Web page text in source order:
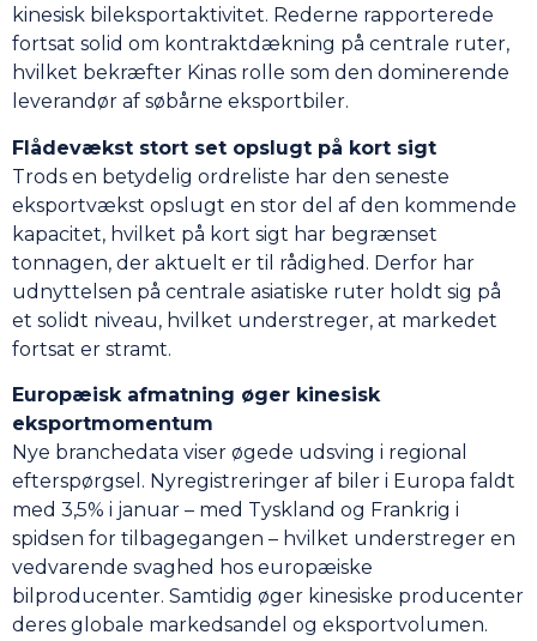
kinesisk bileksportaktivitet. Rederne rapporterede
fortsat solid om kontraktdækning på centrale ruter,
hvilket bekræfter Kinas rolle som den dominerende
leverandør af søbårne eksportbiler.
Flådevækst stort set opslugt på kort sigt
Trods en betydelig ordreliste har den seneste
eksportvækst opslugt en stor del af den kommende
kapacitet, hvilket på kort sigt har begrænset
tonnagen, der aktuelt er til rådighed. Derfor har
udnyttelsen på centrale asiatiske ruter holdt sig på
et solidt niveau, hvilket understreger, at markedet
fortsat er stramt.
Europæisk afmatning øger kinesisk
eksportmomentum
Nye branchedata viser øgede udsving i regional
efterspørgsel. Nyregistreringer af biler i Europa faldt
med 3,5% i januar – med Tyskland og Frankrig i
spidsen for tilbagegangen – hvilket understreger en
vedvarende svaghed hos europæiske
bilproducenter. Samtidig øger kinesiske producenter
deres globale markedsandel og eksportvolumen.